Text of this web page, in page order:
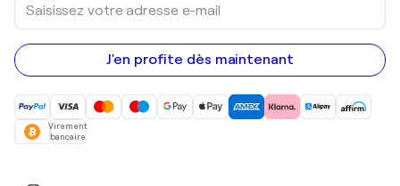
votre
adresse
e-
mail
J'en profite dès maintenant
Virement
bancaire